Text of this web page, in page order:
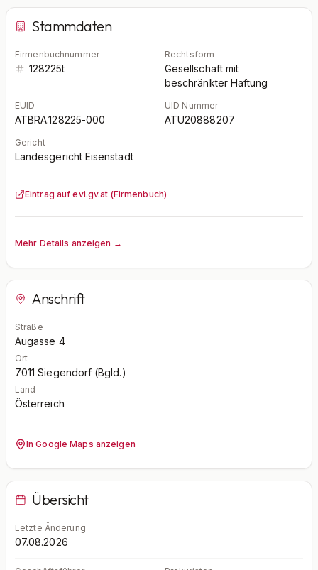
Stammdaten
Firmenbuchnummer
128225t
Rechtsform
Gesellschaft mit
beschränkter Haftung
EUID
ATBRA.128225-000
UID Nummer
ATU20888207
Gericht
Landesgericht Eisenstadt
Eintrag auf evi.gv.at (Firmenbuch)
Mehr Details anzeigen →
Anschrift
Straße
Augasse 4
Ort
7011 Siegendorf (Bgld.)
Land
Österreich
In Google Maps anzeigen
Übersicht
Letzte Änderung
07.08.2026